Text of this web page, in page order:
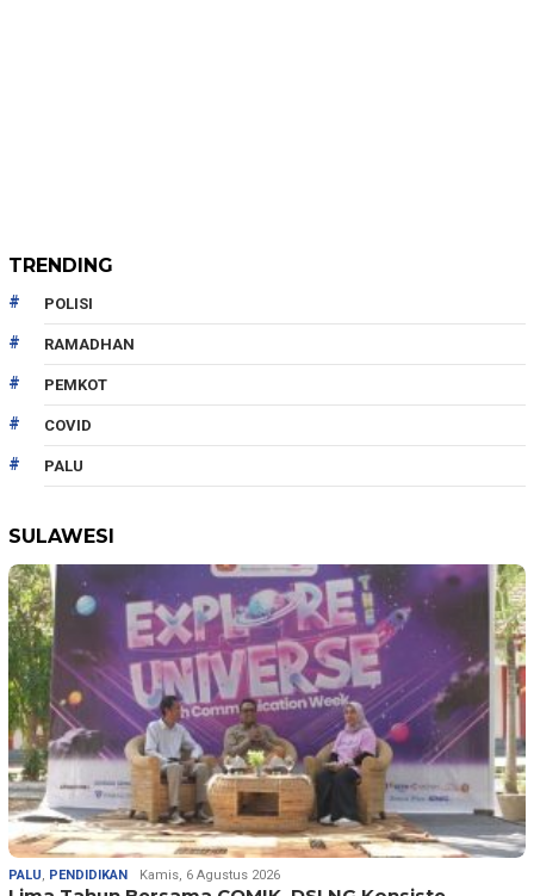
TRENDING
POLISI
RAMADHAN
PEMKOT
COVID
PALU
SULAWESI
PALU PENDIDIKAN Kamis, 6 Agustus 2026